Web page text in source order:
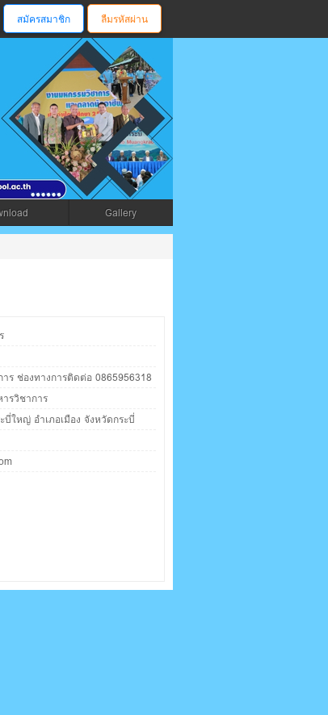
สมัครสมาชิก ลืมรหัสผ่าน
Gallery
ร ช่องทางการติดต่อ 0865956318
รวิชาการ
ใหญ่ อำเภอเมือง จังหวัดกระบี่